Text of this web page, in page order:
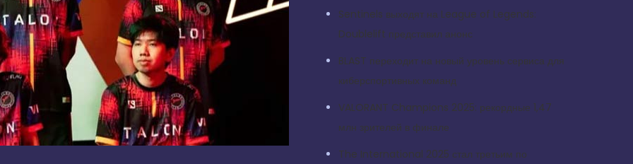
Sentinels выходят на League of Legends:
Doublelift представил анонс
BLAST переходит на новый уровень сервиса для
киберспортивных команд
VALORANT Champions 2025: рекордные 1,47
млн зрителей в финале
The International 2025 стал третьим по